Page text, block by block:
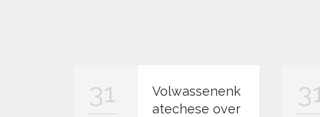
31
Volwassenenk
atechese over